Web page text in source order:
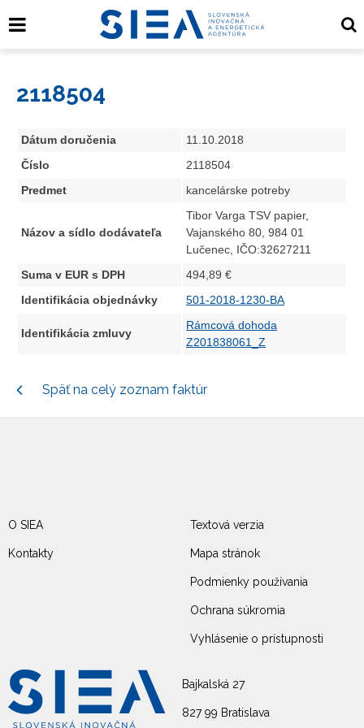
2118504
Dátum doručenia
11.10.2018
Číslo
2118504
Predmet
kancelárske potreby
Názov a sídlo dodávateľa
Tibor Varga TSV papier,
Vajanského 80, 984 01
Lučenec, IČO:32627211
Suma v EUR s DPH
494,89 €
Identifikácia objednávky
501-2018-1230-BA
Identifikácia zmluvy
Rámcová dohoda
Z201838061_Z
Späť na celý zoznam faktúr
Bajkalská 27
827 99 Bratislava
O SIEA
Kontakty
Textová verzia
Mapa stránok
Podmienky používania
Ochrana súkromia
Vyhlásenie o prístupnosti